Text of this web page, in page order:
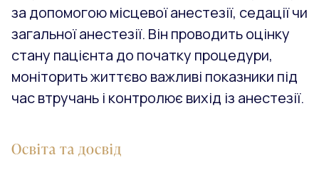
за допомогою місцевої анестезії, седації чи
загальної анестезії. Він проводить оцінку
стану пацієнта до початку процедури,
моніторить життєво важливі показники під
час втручань і контролює вихід із анестезії.
Освіта та досвід